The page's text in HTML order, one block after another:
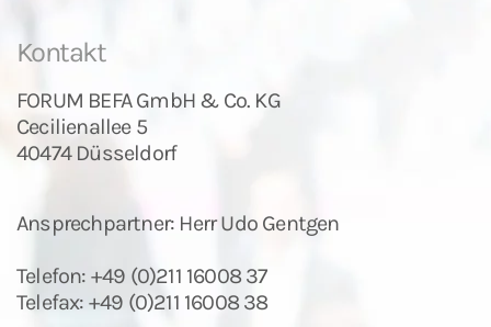
Kontakt
FORUM BEFA GmbH & Co. KG
Cecilienallee 5
40474 Düsseldorf
Ansprechpartner: Herr Udo Gentgen
Telefon: +49 (0)211 16008 37
Telefax: +49 (0)211 16008 38